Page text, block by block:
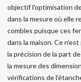
objectif l'optimisation
dans la mesure où elle
combles puisque ces
dans la maison. Ce
la précision de la part
la mesure des
vérifications de